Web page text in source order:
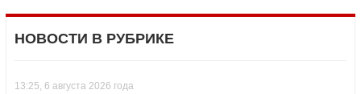
НОВОСТИ В РУБРИКЕ
13:25, 6 августа 2026 года